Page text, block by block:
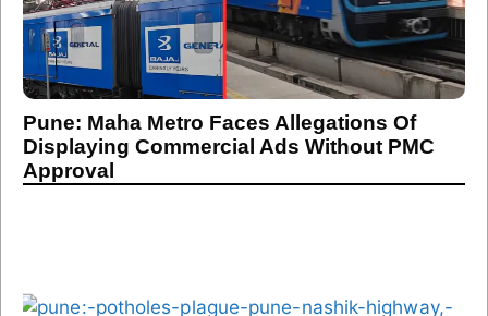
Pune: Maha Metro Faces Allegations Of
Displaying Commercial Ads Without PMC
Approval